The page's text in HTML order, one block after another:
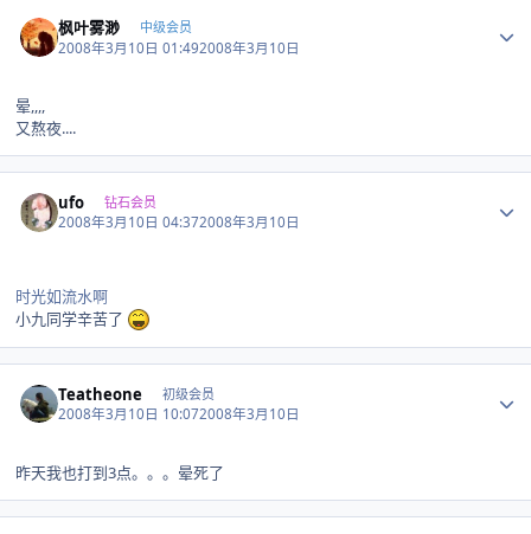
枫叶雾渺 中级会员
2008年3月10日 01:492008年3月10日
晕,,,,
又熬夜....
ufo 钻石会员
2008年3月10日 04:372008年3月10日
时光如流水啊
小九同学辛苦了
Teatheone 初级会员
2008年3月10日 10:072008年3月10日
昨天我也打到3点。。。晕死了